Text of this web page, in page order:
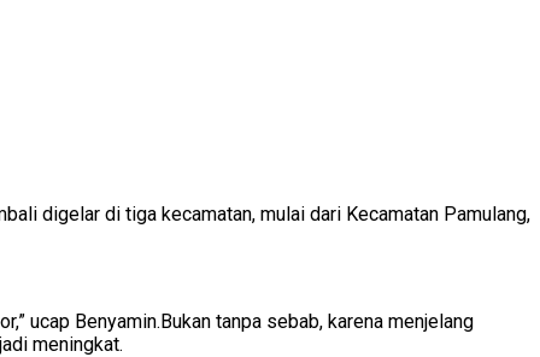
digelar di tiga kecamatan, mulai dari Kecamatan Pamulang,
ucap Benyamin.Bukan tanpa sebab, karena menjelang
meningkat.